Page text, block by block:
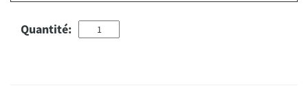
Quantité: